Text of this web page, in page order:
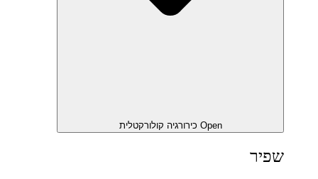
Open כירורגיה קולורקטלית
שפיר